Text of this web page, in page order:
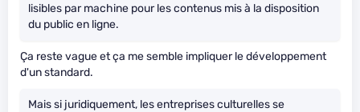
lisibles par machine pour les contenus mis à la disposition
du public en ligne.
Ça reste vague et ça me semble impliquer le développement
d'un standard.
Mais si juridiquement, les entreprises culturelles se